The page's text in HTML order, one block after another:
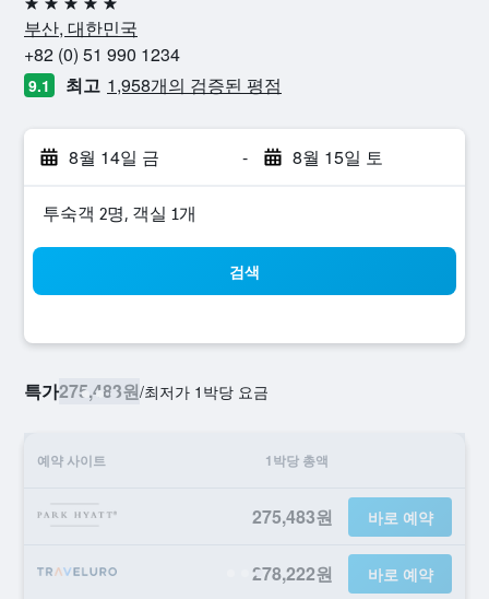
5성급
부산, 대한민국
+82 (0) 51 990 1234
9.1 최고 1,958개의 검증된 평점
8월 14일 금 - 8월 15일 토
​투숙객 2​명, ​객실 1개
검색
특가275,483원/​최저가 1박당 요금
예약 사이트 1박당 총액
275,483원 바로 예약
278,222원 바로 예약